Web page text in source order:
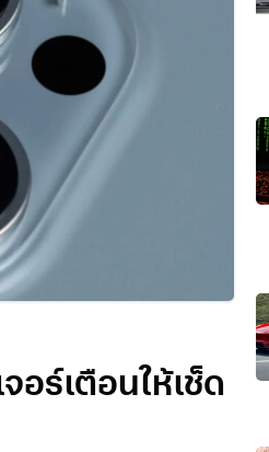
ร์เตือนให้เช็ด